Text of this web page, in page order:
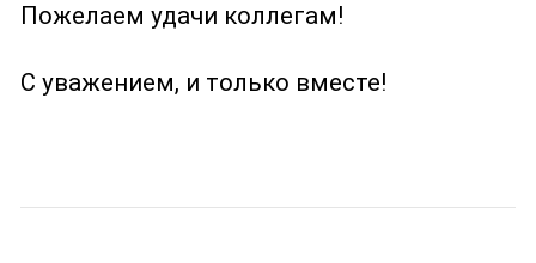
Пожелаем удачи коллегам!
С уважением, и только вместе!